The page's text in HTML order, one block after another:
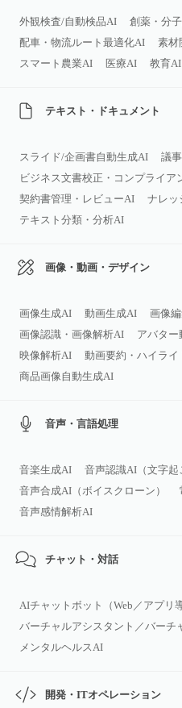
外観検査/自動検品AI
創薬・分
配車・物流ルート最適化AI
素材
スマート農業AI
医療AI 教育AI
テキスト・ドキュメント
スライド/企画書自動生成AI 議
ビジネス文書校正・コンプライア
契約書管理・レビューAI
ナレッ
テキスト分類・分析AI
画像・動画・デザイン
画像生成AI 動画生成AI
画像
画像認識・画像解析AI
アバタ
映像解析AI
動画要約・ハイライ
商品画像自動生成AI
音声・言語処理
音楽生成AI 音声認識AI（文字起
音声合成AI（ボイスクローン）
音声感情解析AI
チャット・対話
AIチャットボット（Web／アプリ
バーチャルアシスタント／バーチ
メンタルヘルスAI
開発・ITオペレーション